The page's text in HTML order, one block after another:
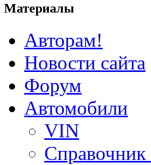
Материалы
Авторам!
Новости сайта
Форум
Автомобили
VIN